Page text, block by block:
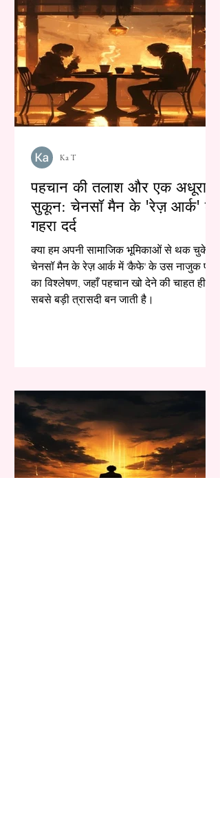
पहचान की तलाश और एक अधूरा
सुकून: चेनसॉ मैन के 'रेज़ आर्क' का
गहरा दर्द
क्या हम अपनी सामाजिक भूमिकाओं से थक चुके हैं?
चेनसॉ मैन के रेज़ आर्क में 'कैफे' के उस नाजुक पल
का विश्लेषण, जहाँ पहचान खो देने की चाहत ही
सबसे बड़ी त्रासदी बन जाती है।
Ka T